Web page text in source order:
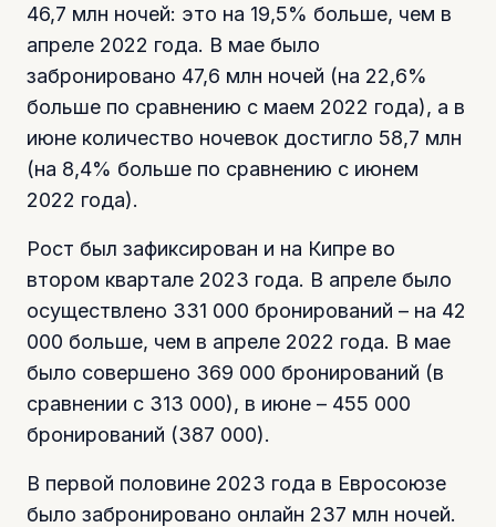
46,7 млн ночей: это на 19,5% больше, чем в
апреле 2022 года. В мае было
забронировано 47,6 млн ночей (на 22,6%
больше по сравнению с маем 2022 года), а в
июне количество ночевок достигло 58,7 млн
(на 8,4% больше по сравнению с июнем
2022 года).
Рост был зафиксирован и на Кипре во
втором квартале 2023 года. В апреле было
осуществлено 331 000 бронирований – на 42
000 больше, чем в апреле 2022 года. В мае
было совершено 369 000 бронирований (в
сравнении с 313 000), в июне – 455 000
бронирований (387 000).
В первой половине 2023 года в Евросоюзе
было забронировано онлайн 237 млн ночей.